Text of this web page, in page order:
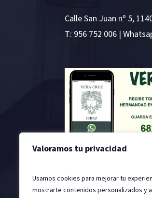
Valoramos tu privacidad
Usamos cookies para mejorar tu
mostrarte contenidos personalizados y
Calle San Juan nº 5,
T: 956 752 006 |